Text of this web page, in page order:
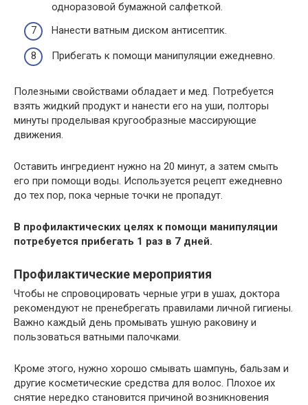
одноразовой бумажной салфеткой.
Нанести ватным диском антисептик.
Прибегать к помощи манипуляции ежедневно.
Полезными свойствами обладает и мед. Потребуется
взять жидкий продукт и нанести его на уши, полторы
минуты проделывая кругообразные массирующие
движения.
Оставить ингредиент нужно на 20 минут, а затем смыть
его при помощи воды. Используется рецепт ежедневно
до тех пор, пока черные точки не пропадут.
В профилактических целях к помощи манипуляции
потребуется прибегать 1 раз в 7 дней.
Профилактические мероприятия
Чтобы не спровоцировать черные угри в ушах, доктора
рекомендуют не пренебрегать правилами личной гигиены.
Важно каждый день промывать ушную раковину и
пользоваться ватными палочками.
Кроме этого, нужно хорошо смывать шампунь, бальзам и
другие косметические средства для волос. Плохое их
снятие нередко становится причиной возникновения